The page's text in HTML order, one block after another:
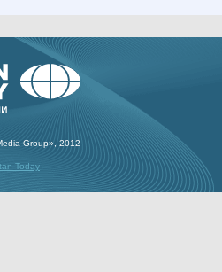
Group», 2012
Today